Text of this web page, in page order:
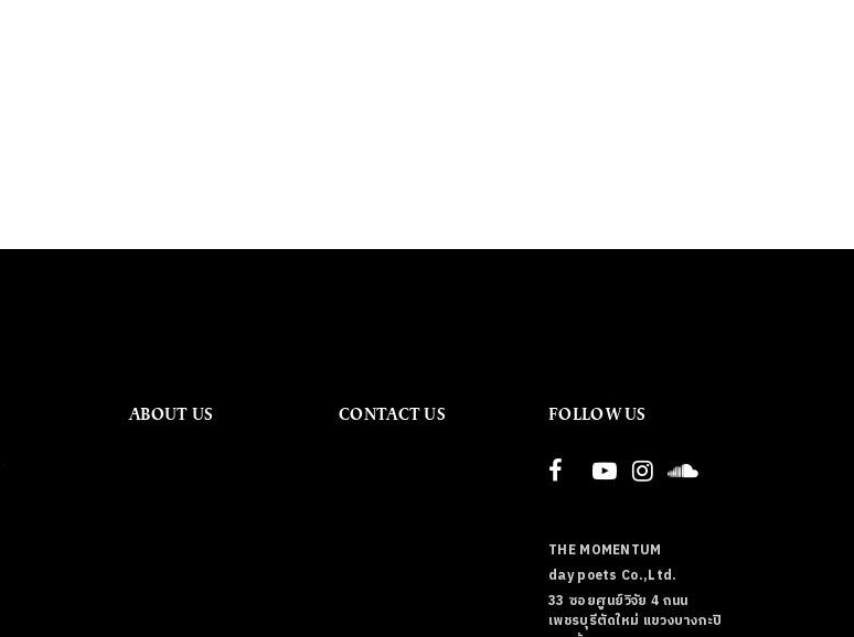
ABOUT US CONTACT US FOLLOW US
THE MOMENTUM
day poets Co.,Ltd.
33 ซอยศูนย์วิจัย 4 ถนน
เพชรบุรีตัดใหม่ แขวงบางกะปิ